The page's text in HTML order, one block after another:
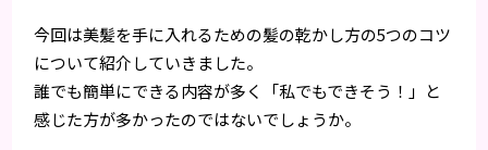
今回は美髪を手に入れるための髪の乾かし方の5つのコツ
について紹介していきました。
誰でも簡単にできる内容が多く「私でもできそう！」と
感じた方が多かったのではないでしょうか。